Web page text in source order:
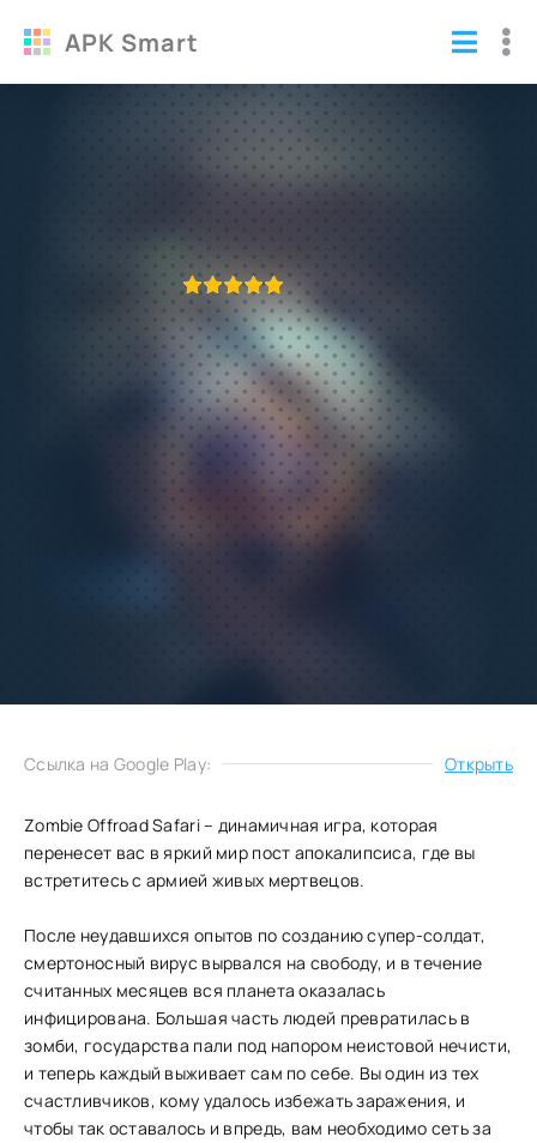
APK Smart
Zombie Offroad Safari взломанный
(много денег)
/ Гонки
ПРИЛОЖЕНИЕ ПРОВЕРЕНО
Ссылка на Google Play: Открыть
Zombie Offroad Safari – динамичная игра, которая
перенесет вас в яркий мир пост апокалипсиса, где вы
встретитесь с армией живых мертвецов.
После неудавшихся опытов по созданию супер-солдат,
смертоносный вирус вырвался на свободу, и в течение
считанных месяцев вся планета оказалась
инфицирована. Большая часть людей превратилась в
зомби, государства пали под напором неистовой нечисти,
и теперь каждый выживает сам по себе. Вы один из тех
счастливчиков, кому удалось избежать заражения, и
чтобы так оставалось и впредь, вам необходимо сеть за